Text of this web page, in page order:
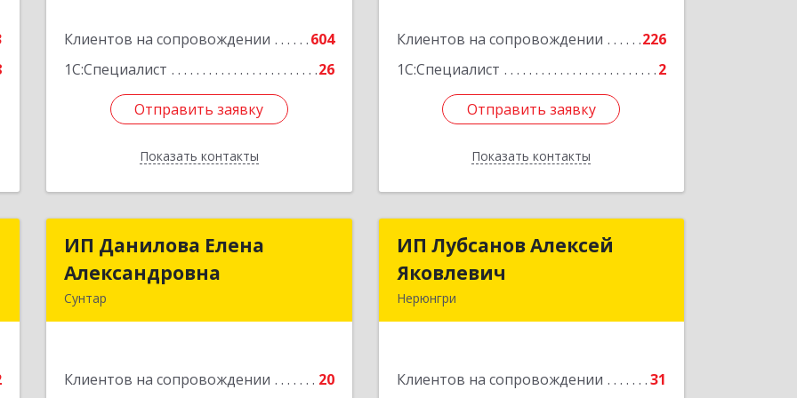
Клиентов на сопровождении
604
1С:Специалист
26
Отправить заявку
Показать контакты
Отправить заявку
Назад
Клиентов на сопровождении
226
1С:Специалист
2
Отправить заявку
Показать контакты
Отправить заявку
Назад
ИП Данилова Елена
Александровна
Сунтар
Клиентов на сопровождении 20
ИП Данилова Елена
Александровна
ИП Лубсанов Алексей
Яковлевич
Нерюнгри
Клиентов на сопровождении 31
ИП Лубсанов Алексей